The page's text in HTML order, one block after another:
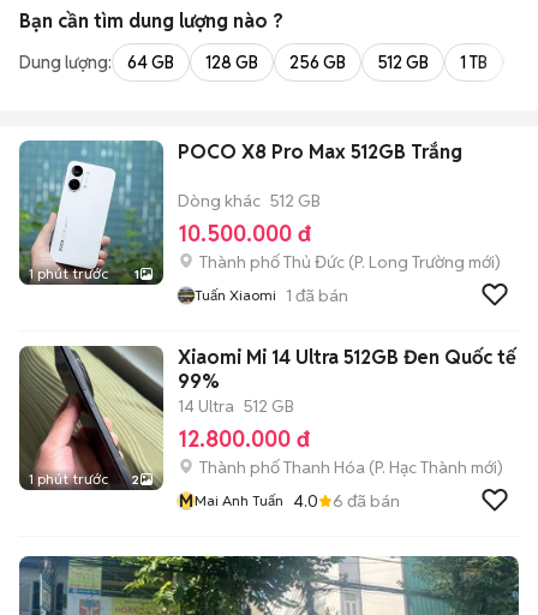
Bạn cần tìm dung lượng nào ?
Dung lượng: 64 GB 128 GB 256 GB 512 GB 1 TB
1 phút trước 1
POCO X8 Pro Max 512GB Trắng
Dòng khác 512 GB
10.500.000 đ
Thành phố Thủ Đức (P. Long Trường mới)
Tuấn Xiaomi 1 đã bán
1 phút trước 2
Xiaomi Mi 14 Ultra 512GB Đen Quốc tế
99%
14 Ultra 512 GB
12.800.000 đ
Thành phố Thanh Hóa (P. Hạc Thành mới)
MMai Anh Tuấn 4.0 6 đã bán